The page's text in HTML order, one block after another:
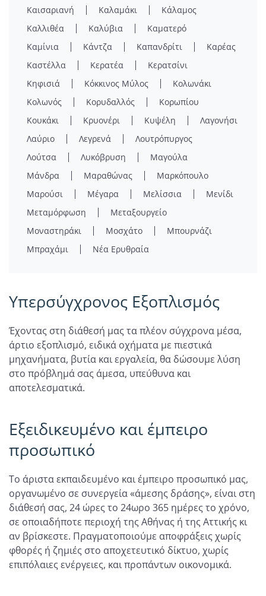
Καισαριανή
Καλαμάκι
Κάλαμος
Καλλιθέα
Καλύβια
Καματερό
Καμίνια
Κάντζα Καπανδρίτι
Καρέας
Καστέλλα
Κερατέα
Κερατσίνι
Κηφισιά
Κόκκινος Μύλος
Κολωνάκι
Κολωνός
Κορυδαλλός
Κορωπίου
Κουκάκι
Κρυονέρι Κυψέλη
Λαγονήσι
Λαύριο
Λεγρενά
Λουτρόπυργος
Λούτσα
Λυκόβρυση
Μαγούλα
Μάνδρα
Μαραθώνας
Μαρκόπουλο
Μαρούσι
Μέγαρα Μελίσσια
Μενίδι
Μεταμόρφωση
Μεταξουργείο
Μοναστηράκι
Μοσχάτο
Μπουρνάζι
Μπραχάμι
Νέα Ερυθραία
Υπερσύγχρονος Εξοπλισμός
Έχοντας στη διάθεσή μας τα πλέον σύγχρονα μέσα,
άρτιο εξοπλισμό, ειδικά οχήματα με πιεστικά
μηχανήματα, βυτία και εργαλεία, θα δώσουμε λύση
στο πρόβλημά σας άμεσα, υπεύθυνα και
αποτελεσματικά.
Εξειδικευμένο και έμπειρο
προσωπικό
Το άριστα εκπαιδευμένο και έμπειρο προσωπικό μας,
οργανωμένο σε συνεργεία «άμεσης δράσης», είναι στη
διάθεσή σας, 24 ώρες το 24ωρο 365 ημέρες το χρόνο,
σε οποιαδήποτε περιοχή της Αθήνας ή της Αττικής κι
αν βρίσκεστε. Πραγματοποιούμε αποφράξεις χωρίς
φθορές ή ζημιές στο αποχετευτικό δίκτυο, χωρίς
επιπόλαιες ενέργειες, και προπάντων οικονομικά.